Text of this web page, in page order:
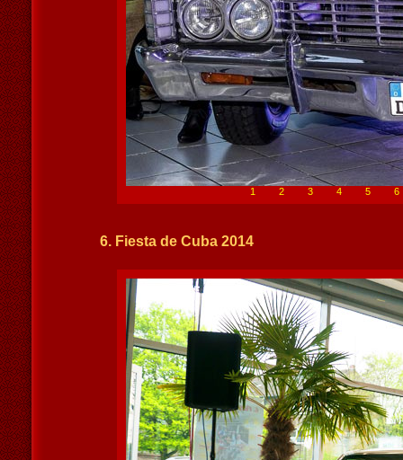
1 2 3 4 5 6
6. Fiesta de Cuba 2014